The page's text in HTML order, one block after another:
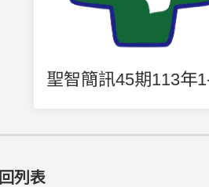
聖智簡訊45期113年
回列表